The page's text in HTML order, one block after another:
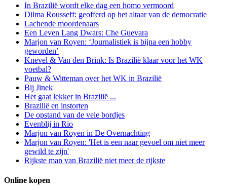
In Brazilië wordt elke dag een homo vermoord
Dilma Rousseff: geofferd op het altaar van de democratie
Lachende moordenaars
Een Leven Lang Dwars: Che Guevara
Marjon van Royen: ‘Journalistiek is bijna een hobby
geworden’
Knevel & Van den Brink: Is Brazilië klaar voor het WK
voetbal?
Pauw & Witteman over het WK in Brazilië
Bij Jinek
Het gaat lekker in Brazilië ...
Brazilië en instorten
De opstand van de vele bordjes
Evenblij in Rio
Marjon van Royen in De Overnachting
Marjon van Royen: 'Het is een naar gevoel om niet meer
gewild te zijn'
Rijkste man van Brazilië niet meer de rijkste
Online kopen